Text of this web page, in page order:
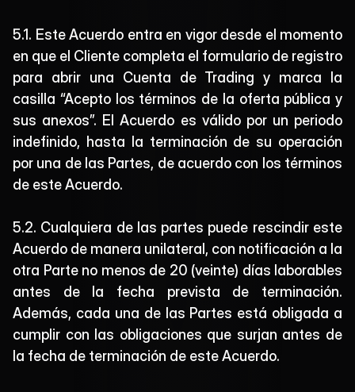
5.1. Este Acuerdo entra en vigor desde el momento
en que el Cliente completa el formulario de registro
para abrir una Cuenta de Trading y marca la
casilla “Acepto los términos de la oferta pública y
sus anexos”. El Acuerdo es válido por un periodo
indefinido, hasta la terminación de su operación
por una de las Partes, de acuerdo con los términos
de este Acuerdo.
5.2. Cualquiera de las partes puede rescindir este
Acuerdo de manera unilateral, con notificación a la
otra Parte no menos de 20 (veinte) días laborables
antes de la fecha prevista de terminación.
Además, cada una de las Partes está obligada a
cumplir con las obligaciones que surjan antes de
la fecha de terminación de este Acuerdo.